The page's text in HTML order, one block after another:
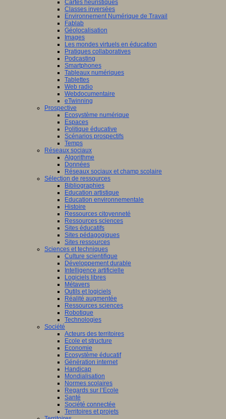
Cartes heuristiques
Classes inversées
Environnement Numérique de Travail
Fablab
Géolocalisation
Images
Les mondes virtuels en éducation
Pratiques collaboratives
Podcasting
Smartphones
Tableaux numériques
Tablettes
Web radio
Webdocumentaire
eTwinning
Prospective
Ecosystème numérique
Espaces
Politique éducative
Scénarios prospectifs
Temps
Réseaux sociaux
Algorithme
Données
Réseaux sociaux et champ scolaire
Sélection de ressources
Bibliographies
Education artistique
Education environnementale
Histoire
Ressources citoyenneté
Ressources sciences
Sites éducatifs
Sites pédagogiques
Sites ressources
Sciences et techniques
Culture scientifique
Développement durable
Intelligence artificielle
Logiciels libres
Métavers
Outils et logiciels
Réalité augmentée
Ressources sciences
Robotique
Technologies
Société
Acteurs des territoires
Ecole et structure
Economie
Ecosystème éducatif
Génération internet
Handicap
Mondialisation
Normes scolaires
Regards sur l’Ecole
Santé
Société connectée
Territoires et projets